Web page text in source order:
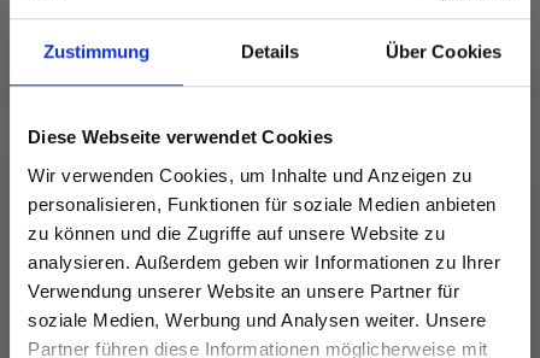
Zustimmung Details Über Cookies
Diese Webseite verwendet Cookies
Wir verwenden Cookies, um Inhalte und Anzeigen zu
personalisieren, Funktionen für soziale Medien anbieten
zu können und die Zugriffe auf unsere Website zu
analysieren. Außerdem geben wir Informationen zu Ihrer
Verwendung unserer Website an unsere Partner für
soziale Medien, Werbung und Analysen weiter. Unsere
Partner führen diese Informationen möglicherweise mit
FÜR SIE EMPFOHLEN